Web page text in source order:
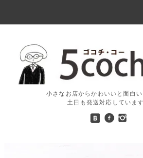
小さなお店からかわいいと面白
土日も発送対応しています